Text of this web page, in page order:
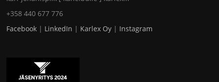
+358 440 677 776
Facebook | LinkedIn | Karlex Oy | Instagram